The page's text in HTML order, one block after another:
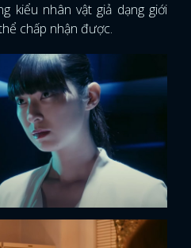
kiểu nhân vật giả dạng giới
chấp nhận được.